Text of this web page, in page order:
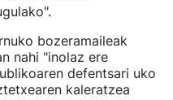
bozeramaileak
nahi "inolaz ere
defentsari uko
kaleratzea